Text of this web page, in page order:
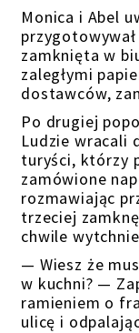
Monica i Abel
zamknięta w
zaległymi
dostawców,
Po drugiej
Ludzie wracali
turyści, którzy
zamówione
rozmawiając
trzeciej
chwile
— Wiesz że
w kuchni? —
ramieniem o
ulicę i